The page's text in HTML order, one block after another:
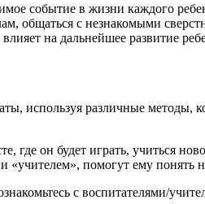
событие в жизни каждого
общаться с незнакомыми
на дальнейшее развитие
используя различные методы,
где он будет играть, учиться
«учителем», помогут ему понять
с воспитателями/